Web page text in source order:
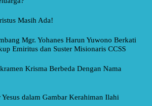
Masih Ada!
Mgr. Yohanes Harun Yuwono Berkati
Emiritus dan Suster Misionaris CCSS
Krisma Berbeda Dengan Nama
dalam Gambar Kerahiman Ilahi